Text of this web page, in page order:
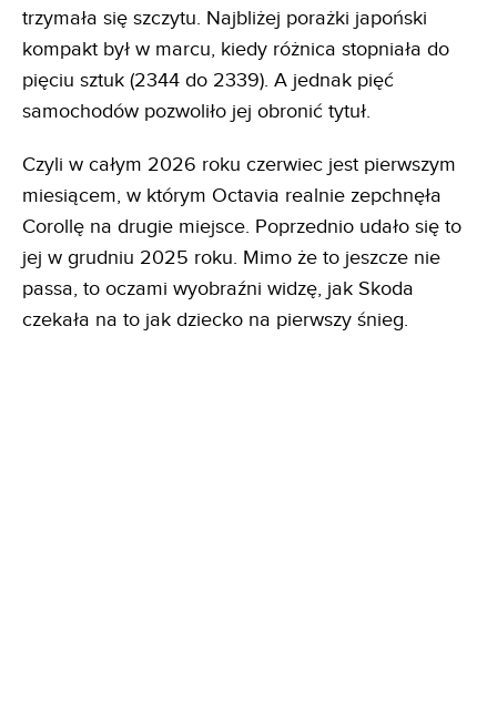
trzymała się szczytu. Najbliżej porażki japoński
kompakt był w marcu, kiedy różnica stopniała do
pięciu sztuk (2344 do 2339). A jednak pięć
samochodów pozwoliło jej obronić tytuł.
Czyli w całym 2026 roku czerwiec jest pierwszym
miesiącem, w którym Octavia realnie zepchnęła
Corollę na drugie miejsce. Poprzednio udało się to
jej w grudniu 2025 roku. Mimo że to jeszcze nie
passa, to oczami wyobraźni widzę, jak Skoda
czekała na to jak dziecko na pierwszy śnieg.